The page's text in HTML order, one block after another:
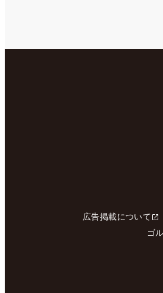
広告掲載について
ゴ